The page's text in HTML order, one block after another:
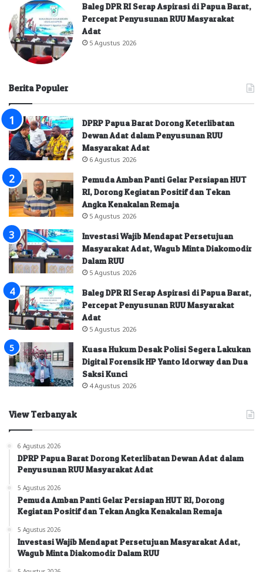
Baleg DPR RI Serap Aspirasi di Papua Barat,
Percepat Penyusunan RUU Masyarakat
Adat
5 Agustus 2026
Berita Populer
DPRP Papua Barat Dorong Keterlibatan
Dewan Adat dalam Penyusunan RUU
Masyarakat Adat
6 Agustus 2026
Pemuda Amban Panti Gelar Persiapan HUT
RI, Dorong Kegiatan Positif dan Tekan
Angka Kenakalan Remaja
5 Agustus 2026
Investasi Wajib Mendapat Persetujuan
Masyarakat Adat, Wagub Minta Diakomodir
Dalam RUU
5 Agustus 2026
Baleg DPR RI Serap Aspirasi di Papua Barat,
Percepat Penyusunan RUU Masyarakat
Adat
5 Agustus 2026
Kuasa Hukum Desak Polisi Segera Lakukan
Digital Forensik HP Yanto Idorway dan Dua
Saksi Kunci
4 Agustus 2026
View Terbanyak
6 Agustus 2026
DPRP Papua Barat Dorong Keterlibatan Dewan Adat dalam
Penyusunan RUU Masyarakat Adat
5 Agustus 2026
Pemuda Amban Panti Gelar Persiapan HUT RI, Dorong
Kegiatan Positif dan Tekan Angka Kenakalan Remaja
5 Agustus 2026
Investasi Wajib Mendapat Persetujuan Masyarakat Adat,
Wagub Minta Diakomodir Dalam RUU